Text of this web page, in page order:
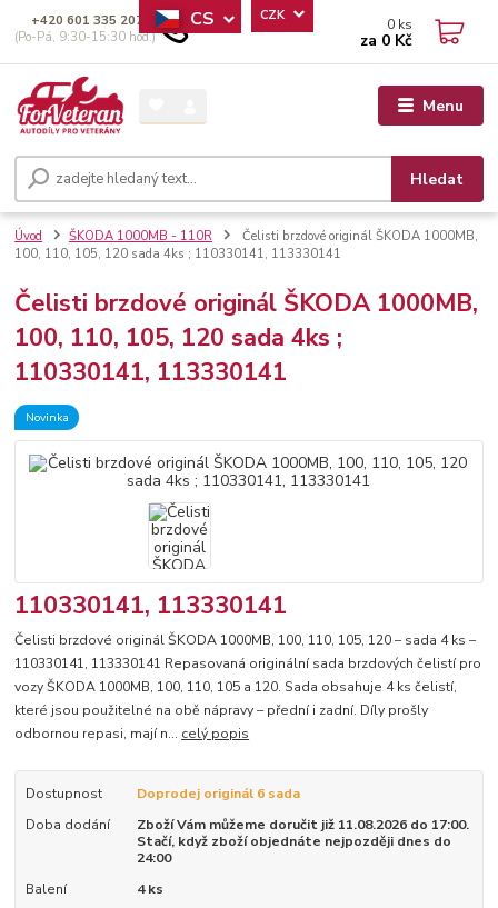
Menu
CS CZK
Hledat
+420 601 335 207
(Po-Pá, 9:30-15:30 hod.)
0 ks
za 0 Kč
Úvod ŠKODA 1000MB - 110R
Čelisti brzdové originál ŠKODA 1000MB,
100, 110, 105, 120 sada 4ks ; 110330141, 113330141
Čelisti brzdové originál ŠKODA 1000MB,
100, 110, 105, 120 sada 4ks ;
110330141, 113330141
Novinka
110330141, 113330141
Čelisti brzdové originál ŠKODA 1000MB, 100, 110, 105, 120 – sada 4 ks –
110330141, 113330141 Repasovaná originální sada brzdových čelistí pro
vozy ŠKODA 1000MB, 100, 110, 105 a 120. Sada obsahuje 4 ks čelistí,
které jsou použitelné na obě nápravy – přední i zadní. Díly prošly
odbornou repasi, mají n... celý popis
Dostupnost
Doprodej originál 6 sada
Doba dodání
Zboží Vám můžeme doručit již 11.08.2026 do 17:00.
Stačí, když zboží objednáte nejpozději dnes do
24:00
Balení
4 ks